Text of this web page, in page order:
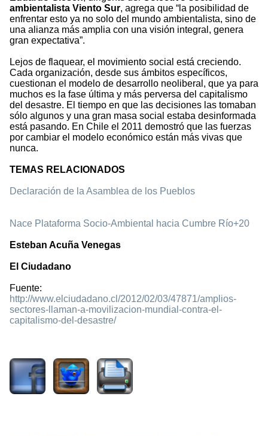
ambientalista Viento Sur, agrega que “la posibilidad de
enfrentar esto ya no solo del mundo ambientalista, sino de
una alianza más amplia con una visión integral, genera
gran expectativa”.
Lejos de flaquear, el movimiento social está creciendo.
Cada organización, desde sus ámbitos específicos,
cuestionan el modelo de desarrollo neoliberal, que ya para
muchos es la fase última y más perversa del capitalismo
del desastre. El tiempo en que las decisiones las tomaban
sólo algunos y una gran masa social estaba desinformada
está pasando. En Chile el 2011 demostró que las fuerzas
por cambiar el modelo económico están más vivas que
nunca.
TEMAS RELACIONADOS
Declaración de la Asamblea de los Pueblos
Nace Plataforma Socio-Ambiental hacia Cumbre Río+20
Esteban Acuña Venegas
El Ciudadano
Fuente:
http://www.elciudadano.cl/2012/02/03/47871/amplios-
sectores-llaman-a-movilizacion-mundial-contra-el-
capitalismo-del-desastre/